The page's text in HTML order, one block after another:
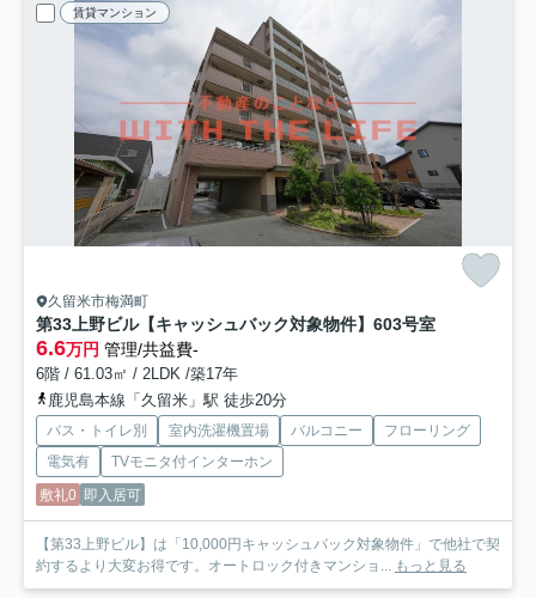
賃貸マンション
久留米市梅満町
第33上野ビル【キャッシュバック対象物件】 603号室
6.6万円 管理/共益費-
6階 / 61.03㎡ / 2LDK /築17年
鹿児島本線「久留米」駅 徒歩20分
バス・トイレ別 室内洗濯機置場 バルコニー
フローリング
電気有
TVモニタ付インターホン
敷礼0 即入居可
【第33上野ビル】は「10,000円キャッシュバック対象物件」で他社で契
約するより大変お得です。オートロック付きマンショ... もっと見る